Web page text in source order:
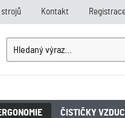
strojů Kontakt
ČISTIČKY